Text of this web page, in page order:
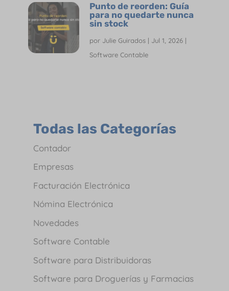
Punto de reorden: Guía
para no quedarte nunca
sin stock
por Julie Guirados| Jul 1, 2026|
Software Contable
Todas las Categorías
Contador
Empresas
Facturación Electrónica
Nómina Electrónica
Novedades
Software Contable
Software para Distribuidoras
Software para Droguerías y Farmacias